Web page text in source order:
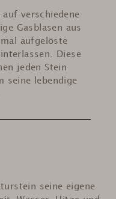
verschiedene
Gasblasen aus
aufgelöste
Diese
jeden Stein
seine lebendige
seine eigene